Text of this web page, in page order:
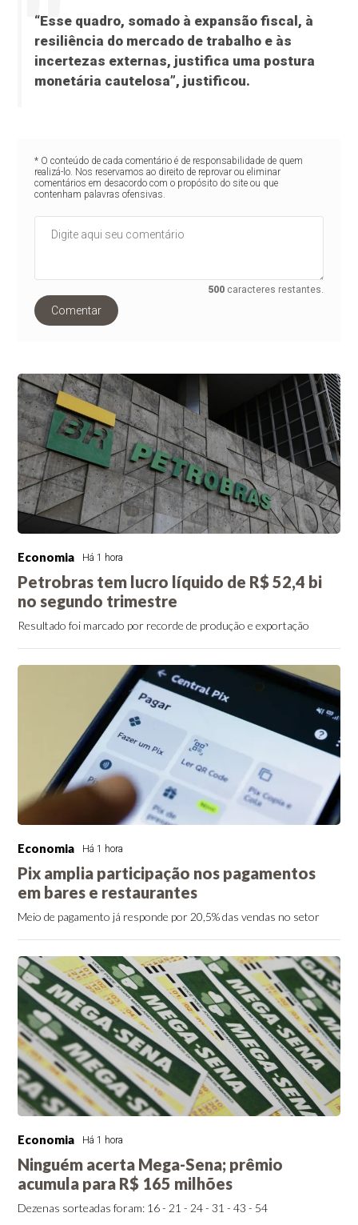
“Esse quadro, somado à expansão fiscal, à
resiliência do mercado de trabalho e às
incertezas externas, justifica uma postura
monetária cautelosa”, justificou.
* O conteúdo de cada comentário é de responsabilidade de quem
realizá-lo. Nos reservamos ao direito de reprovar ou eliminar
comentários em desacordo com o propósito do site ou que
contenham palavras ofensivas.
500 caracteres restantes.
Comentar
Economia Há 1 hora
Petrobras tem lucro líquido de R$ 52,4 bi
no segundo trimestre
Resultado foi marcado por recorde de produção e exportação
Economia Há 1 hora
Pix amplia participação nos pagamentos
em bares e restaurantes
Meio de pagamento já responde por 20,5% das vendas no setor
Economia Há 1 hora
Ninguém acerta Mega-Sena; prêmio
acumula para R$ 165 milhões
Dezenas sorteadas foram: 16 - 21 - 24 - 31 - 43 - 54